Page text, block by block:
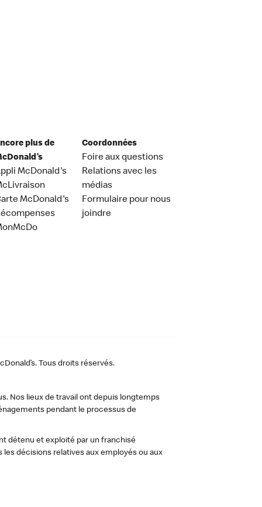
plus de
McDonald's
McDonald's
Coordonnées
Foire aux questions
Relations avec les
médias
Formulaire pour nous
joindre
Tous droits réservés.
Nos lieux de travail ont depuis longtemps
pendant le processus de
détenu et exploité par un franchisé
décisions relatives aux employés ou aux